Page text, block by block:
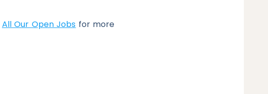
All Our Open Jobs for more